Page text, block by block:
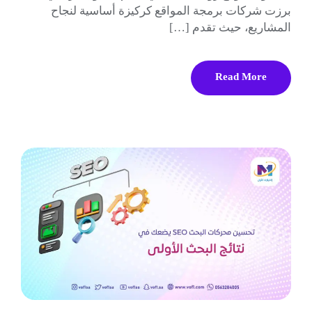
برزت شركات برمجة المواقع كركيزة أساسية لنجاح
المشاريع، حيث تقدم […]
Read More